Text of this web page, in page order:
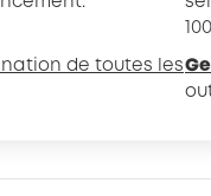
de toutes les